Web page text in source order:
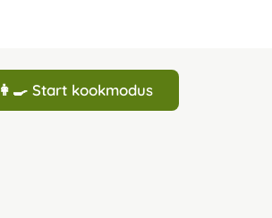
👩‍🍳 Start kookmodus